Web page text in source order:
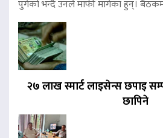
पुगेको भन्दै उनले माफी मागेका हुन्।
२७ लाख स्मार्ट लाइसेन्स छपाइ
छापिने